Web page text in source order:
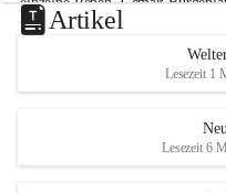
u
s
d
S
Weinbaugesetz sind nicht
unzulässige Weingärten zu
helfen wir zusammen um
vor den prognostizierten
und den daraus folgenden
Artikel
Lesezeit 1
Lesezeit 6